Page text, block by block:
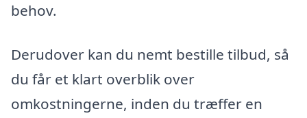
behov.
Derudover kan du nemt bestille tilbud, så
du får et klart overblik over
omkostningerne, inden du træffer en